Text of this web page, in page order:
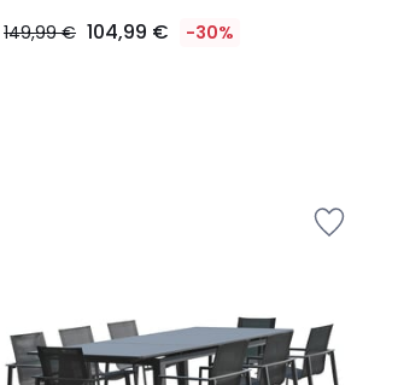
149,99 € 104,99 € -30%